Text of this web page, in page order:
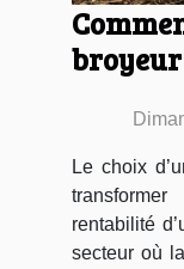
Le choix
rentabilité
secteur où